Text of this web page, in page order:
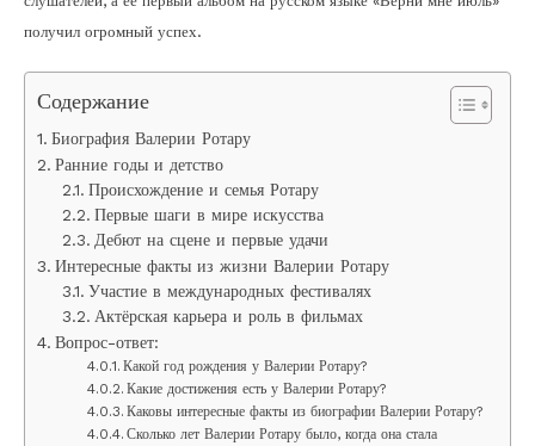
получил огромный успех.
Содержание
Биография Валерии Ротару
Ранние годы и детство
Происхождение и семья Ротару
Первые шаги в мире искусства
Дебют на сцене и первые удачи
Интересные факты из жизни Валерии Ротару
Участие в международных фестивалях
Актёрская карьера и роль в фильмах
Вопрос-ответ:
Какой год рождения у Валерии Ротару?
Какие достижения есть у Валерии Ротару?
Каковы интересные факты из биографии Валерии Ротару?
Сколько лет Валерии Ротару было, когда она стала